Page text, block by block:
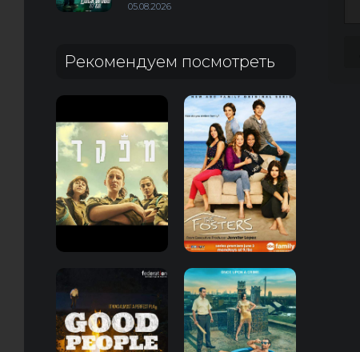
05.08.2026
Рекомендуем посмотреть